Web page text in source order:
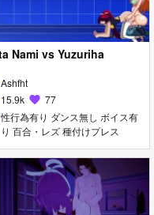
Nami vs Yuzuriha
Ashfht
15.9k favorite 77
性行為有り ダンス無し ボイス有
り 百合・レズ 種付けプレス